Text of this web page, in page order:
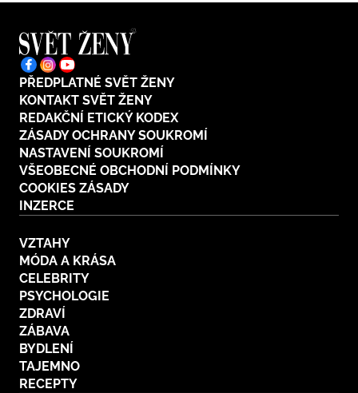
PŘEDPLATNÉ SVĚT ŽENY
KONTAKT SVĚT ŽENY
REDAKČNÍ ETICKÝ KODEX
ZÁSADY OCHRANY SOUKROMÍ
NASTAVENÍ SOUKROMÍ
VŠEOBECNÉ OBCHODNÍ PODMÍNKY
COOKIES ZÁSADY
INZERCE
VZTAHY
MÓDA A KRÁSA
CELEBRITY
PSYCHOLOGIE
ZDRAVÍ
ZÁBAVA
BYDLENÍ
TAJEMNO
RECEPTY